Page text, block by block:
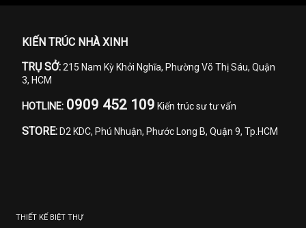
KIẾN TRÚC NHÀ XINH
TRỤ SỞ: 215 Nam Kỳ Khởi Nghĩa, Phường Võ Thị Sáu, Quận
3, HCM
HOTLINE: 0909 452 109 Kiến trúc sư tư vấn
STORE: D2 KDC, Phú Nhuận, Phước Long B, Quận 9, Tp.HCM
THIẾT KẾ BIỆT THỰ